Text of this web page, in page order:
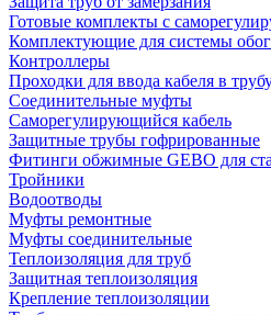
Готовые комплекты с
Комплектующие для системы
Контроллеры
Проходки для ввода кабеля в
Соединительные муфты
Саморегулирующийся кабель
Защитные трубы гофрированные
Фитинги обжимные GEBO для
Тройники
Водоотводы
Муфты ремонтные
Муфты соединительные
Теплоизоляция для труб
Защитная теплоизоляция
Крепление теплоизоляции